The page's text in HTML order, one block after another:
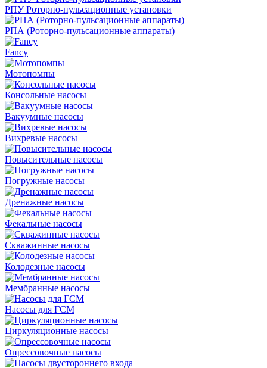
РПУ Роторно-пульсационные установки
РПА (Роторно-пульсационные аппараты)
Fancy
Мотопомпы
Консольные насосы
Вакуумные насосы
Вихревые насосы
Повысительные насосы
Погружные насосы
Дренажные насосы
Фекальные насосы
Скважинные насосы
Колодезные насосы
Мембранные насосы
Насосы для ГСМ
Циркуляционные насосы
Опрессовочные насосы